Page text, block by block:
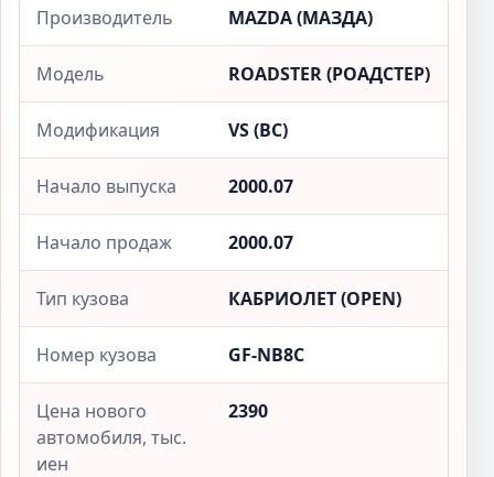
Производитель MAZDA (МАЗДА)
Модель ROADSTER (РОАДСТЕР)
Модификация VS (ВС)
Начало выпуска 2000.07
Начало продаж 2000.07
Тип кузова КАБРИОЛЕТ (OPEN)
Номер кузова GF-NB8C
Цена нового
автомобиля, тыс.
иен
2390